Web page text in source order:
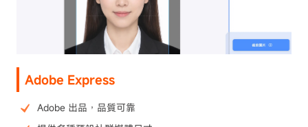
Adobe Express
Adobe 出品，品質可靠